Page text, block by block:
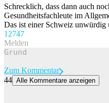
Schrecklich, dass dann auch
Gesundheitsfachleute im
Das ist einer Schweiz unwürdig
12747
Melden
Zum Kommentar
44 Alle Kommentare anzeigen